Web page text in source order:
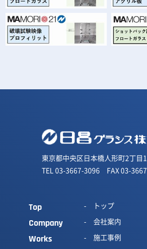
東京都中央区日本橋人形町2丁目
TEL 03-3667-3096 FAX 03-
Top トップ
Company 会社案内
Works 施工事例